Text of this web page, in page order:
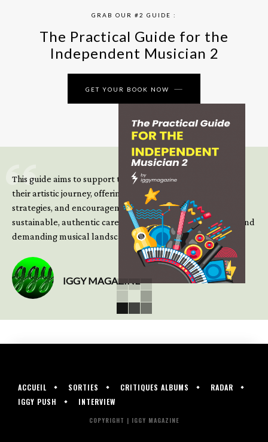
GRAB OUR #2 GUIDE :
The Practical Guide for the
Independent Musician 2
GET YOUR BOOK NOW
This guide aims to support those climbing the next steps of
their artistic journey, offering practical insight, updated
strategies, and encouragement to continue building
sustainable, authentic careers in an increasingly complex and
demanding musical landscape.
IGGY MAGAZINE
ACCUEIL SORTIES CRITIQUES ALBUMS
RADAR
IGGY PUSH
INTERVIEW
COPYRIGHT | IGGY MAGAZINE